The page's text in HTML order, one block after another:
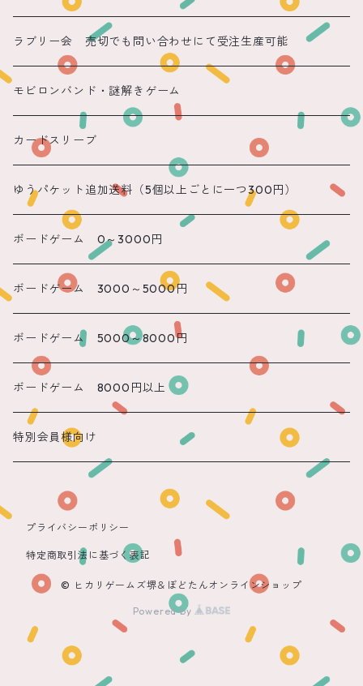
遠隔 ちほまる
遠隔 ねこ
遠隔 あまね
遠隔 りん
遠隔 のん
遠隔 かのん
遠隔 もね
ラブリー会 売切でも問い合わせにて受注生産可能
モビロンバンド・謎解きゲーム
カードスリーブ
ゆうパケット追加送料（5個以上ごとに一つ300円）
ボードゲーム 0～3000円
ボードゲーム 3000～5000円
ボードゲーム 5000～8000円
ボードゲーム 8000円以上
特別会員様向け
プライバシーポリシー
特定商取引法に基づく表記
© ヒカリゲームズ堺＆ぼどたんオンラインショップ
Powered by